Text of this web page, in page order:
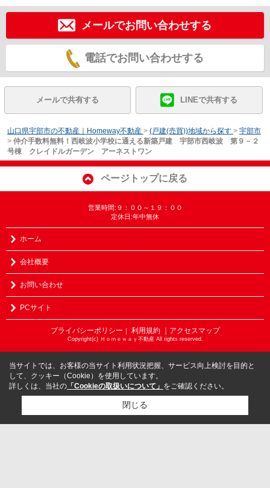
メールでお問い合わせする
電話でお問い合わせする
メールで共有する LINEで共有する
山口県宇部市の不動産｜Homeway不動産 > (戸建(売買))地域から探す > 宇部市
> 仲介手数料無料！西岐波小学校に通える新築戸建 宇部市西岐波 第９－２
号棟 クレイドルガーデン アーネストワン
ページトップに戻る
営業時間:９：００～１９：００
定休日:年中無休
ホーム
会社概要
お問い合わせ
PCサイト
プライバシーポリシー ｜ 利用規約 ｜アクセスマップ
Copyright(c) Ｈｏｍｅｗａｙ不動産 All rights reserved.
当サイトでは、お客様の当サイト利用状況把握、サービス向上検討を目的と
して、クッキー（Cookie）を使用しています。
詳しくは、当社の 「Cookieの取扱いについて」 をご確認ください。
閉じる